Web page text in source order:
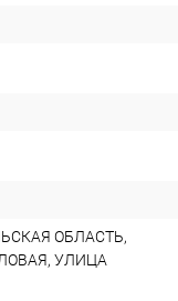
ОБЛАСТЬ,
УЛИЦА